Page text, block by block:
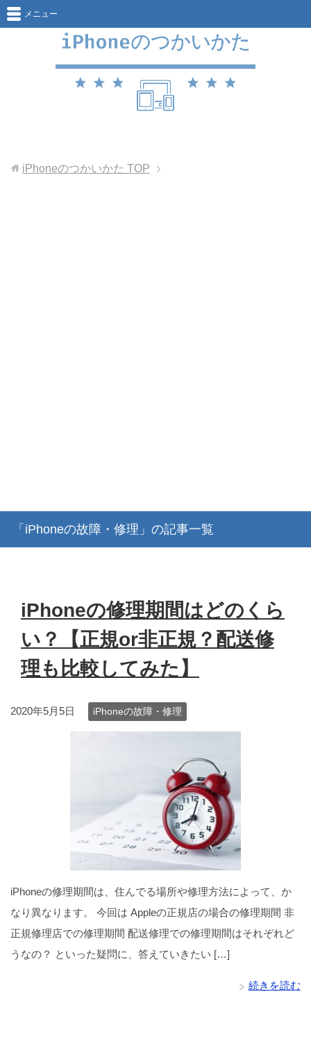
メニュー
iPhoneのつかいかた TOP
「iPhoneの故障・修理」の記事一覧
iPhoneの修理期間はどのくら
い？【正規or非正規？配送修
理も比較してみた】
2020年5月5日 iPhoneの故障・修理
iPhoneの修理期間は、住んでる場所や修理方法によって、か
なり異なります。 今回は Appleの正規店の場合の修理期間 非
正規修理店での修理期間 配送修理での修理期間はそれぞれど
うなの？ といった疑問に、答えていきたい […]
続きを読む